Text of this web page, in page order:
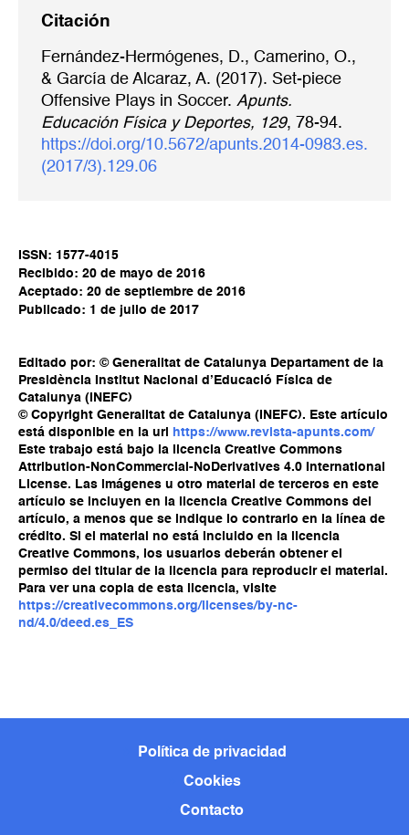
Citación
Fernández-Hermógenes, D., Camerino, O.,
& García de Alcaraz, A. (2017). Set-piece
Offensive Plays in Soccer. Apunts.
Educación Física y Deportes, 129, 78-94.
https://doi.org/10.5672/apunts.2014-0983.es.
(2017/3).129.06
ISSN: 1577-4015
Recibido: 20 de mayo de 2016
Aceptado: 20 de septiembre de 2016
Publicado: 1 de julio de 2017
Editado por: © Generalitat de Catalunya Departament de la
Presidència Institut Nacional d’Educació Física de
Catalunya (INEFC)
© Copyright Generalitat de Catalunya (INEFC). Este artículo
está disponible en la url
https://www.revista-apunts.com/
Este trabajo está bajo la licencia Creative Commons
Attribution-NonCommercial-NoDerivatives 4.0 International
License. Las imágenes u otro material de terceros en este
artículo se incluyen en la licencia Creative Commons del
artículo, a menos que se indique lo contrario en la línea de
crédito. Si el material no está incluido en la licencia
Creative Commons, los usuarios deberán obtener el
permiso del titular de la licencia para reproducir el material.
Para ver una copia de esta licencia, visite
https://creativecommons.org/licenses/by-nc-
nd/4.0/deed.es_ES
Política de privacidad
Cookies
Contacto